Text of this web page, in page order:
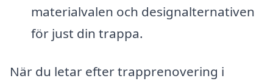
materialvalen och designalternativen
för just din trappa.
När du letar efter trapprenovering i